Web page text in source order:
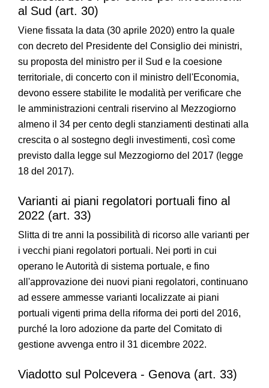
al Sud (art. 30)
Viene fissata la data (30 aprile 2020) entro la quale
con decreto del Presidente del Consiglio dei ministri,
su proposta del ministro per il Sud e la coesione
territoriale, di concerto con il ministro dell'Economia,
devono essere stabilite le modalità per verificare che
le amministrazioni centrali riservino al Mezzogiorno
almeno il 34 per cento degli stanziamenti destinati alla
crescita o al sostegno degli investimenti, così come
previsto dalla legge sul Mezzogiorno del 2017 (legge
18 del 2017).
Varianti ai piani regolatori portuali fino al
2022 (art. 33)
Slitta di tre anni la possibilità di ricorso alle varianti per
i vecchi piani regolatori portuali. Nei porti in cui
operano le Autorità di sistema portuale, e fino
all'approvazione dei nuovi piani regolatori, continuano
ad essere ammesse varianti localizzate ai piani
portuali vigenti prima della riforma dei porti del 2016,
purché la loro adozione da parte del Comitato di
gestione avvenga entro il 31 dicembre 2022.
Viadotto sul Polcevera - Genova (art. 33)